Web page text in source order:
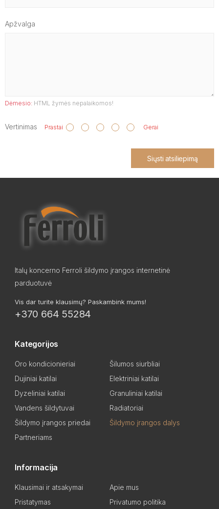
Apžvalga
Dėmesio: HTML žymės nepalaikomos!
Vertinimas Prastai Gerai
Siųsti atsiliepimą
Italų koncerno Ferroli šildymo įrangos internetinė
parduotuvė
Vis dar turite klausimų? Paskambink mums!
+370 664 55284
Kategorijos
Oro kondicionieriai
Šilumos siurbliai
Dujiniai katilai
Elektriniai katilai
Dyzeliniai katilai
Granuliniai katilai
Vandens šildytuvai
Radiatoriai
Šildymo įrangos priedai
Šildymo įrangos dalys
Partneriams
Informacija
Klausimai ir atsakymai
Apie mus
Pristatymas
Privatumo politika